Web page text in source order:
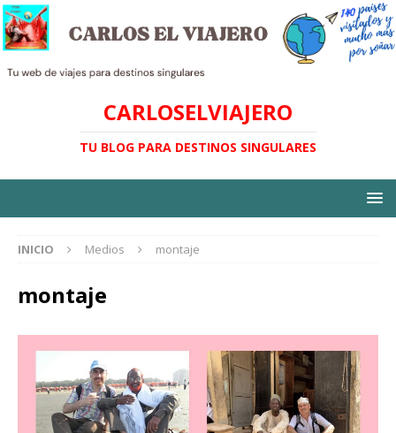
CARLOSELVIAJERO
TU BLOG PARA DESTINOS SINGULARES
INICIO Medios montaje
montaje